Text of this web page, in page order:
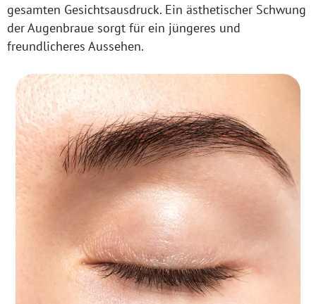
gesamten Gesichtsausdruck. Ein ästhetischer Schwung
der Augenbraue sorgt für ein jüngeres und
freundlicheres Aussehen.